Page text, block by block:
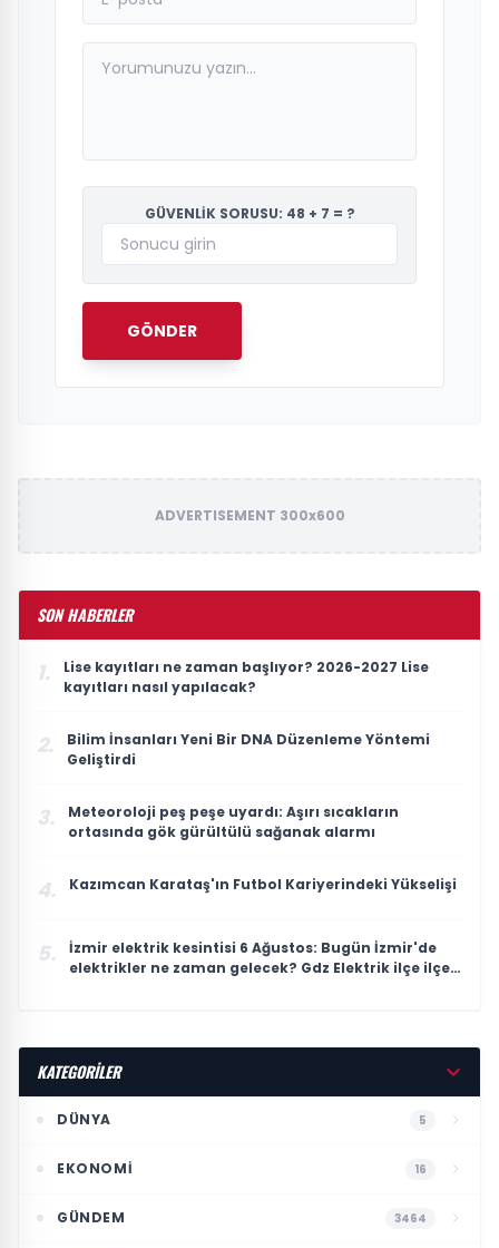
GÜVENLİK SORUSU: 48 + 7 = ?
GÖNDER
ADVERTISEMENT 300x600
SON HABERLER
1.
Lise kayıtları ne zaman başlıyor? 2026-2027 Lise
kayıtları nasıl yapılacak?
2.
Bilim İnsanları Yeni Bir DNA Düzenleme Yöntemi
Geliştirdi
3.
Meteoroloji peş peşe uyardı: Aşırı sıcakların
ortasında gök gürültülü sağanak alarmı
4. Kazımcan Karataş'ın Futbol Kariyerindeki Yükselişi
5.
İzmir elektrik kesintisi 6 Ağustos: Bugün İzmir'de
elektrikler ne zaman gelecek? Gdz Elektrik ilçe ilçe
KATEGORİLER
DÜNYA 5
EKONOMI 16
GÜNDEM 3464